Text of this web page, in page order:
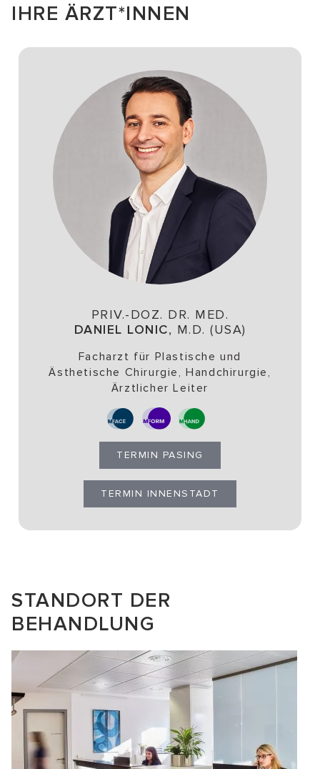
IHRE ÄRZT*INNEN
PRIV.-DOZ. DR. MED.
DANIEL LONIC, M.D. (USA)
Facharzt für Plastische und
Ästhetische Chirurgie, Handchirurgie,
Ärztlicher Leiter
TERMIN PASING
TERMIN INNENSTADT
STANDORT DER
BEHANDLUNG